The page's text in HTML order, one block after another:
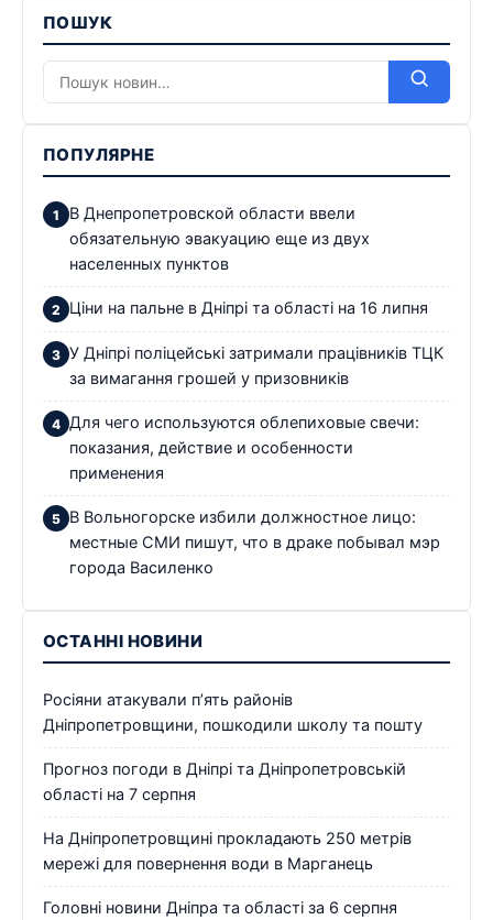
ПОШУК
ПОПУЛЯРНЕ
В Днепропетровской области ввели
обязательную эвакуацию еще из двух
населенных пунктов
Ціни на пальне в Дніпрі та області на 16 липня
У Дніпрі поліцейські затримали працівників ТЦК
за вимагання грошей у призовників
Для чего используются облепиховые свечи:
показания, действие и особенности
применения
В Вольногорске избили должностное лицо:
местные СМИ пишут, что в драке побывал мэр
города Василенко
ОСТАННІ НОВИНИ
Росіяни атакували п’ять районів
Дніпропетровщини, пошкодили школу та пошту
Прогноз погоди в Дніпрі та Дніпропетровській
області на 7 серпня
На Дніпропетровщині прокладають 250 метрів
мережі для повернення води в Марганець
Головні новини Дніпра та області за 6 серпня